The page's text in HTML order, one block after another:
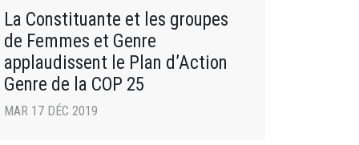
La Constituante et les groupes
de Femmes et Genre
applaudissent le Plan d’Action
Genre de la COP 25
MAR 17 DÉC 2019